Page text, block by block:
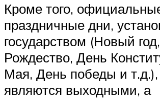
Кроме того,
праздничные дни,
государством (Новый год,
Рождество, День
Мая, День победы и
являются выходными, а